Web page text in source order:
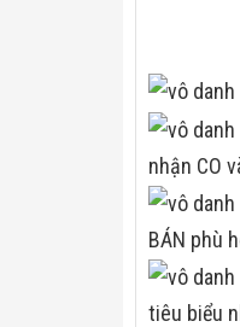
nhận CO
BÁN phù
tiêu biểu